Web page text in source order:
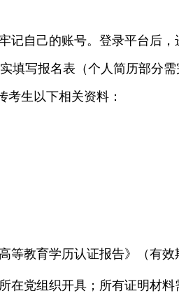
自己的账号。登录平台后
填写报名表（个人简历部分
生以下相关资料：
等教育学历认证报告》（有效
党组织开具；所有证明材